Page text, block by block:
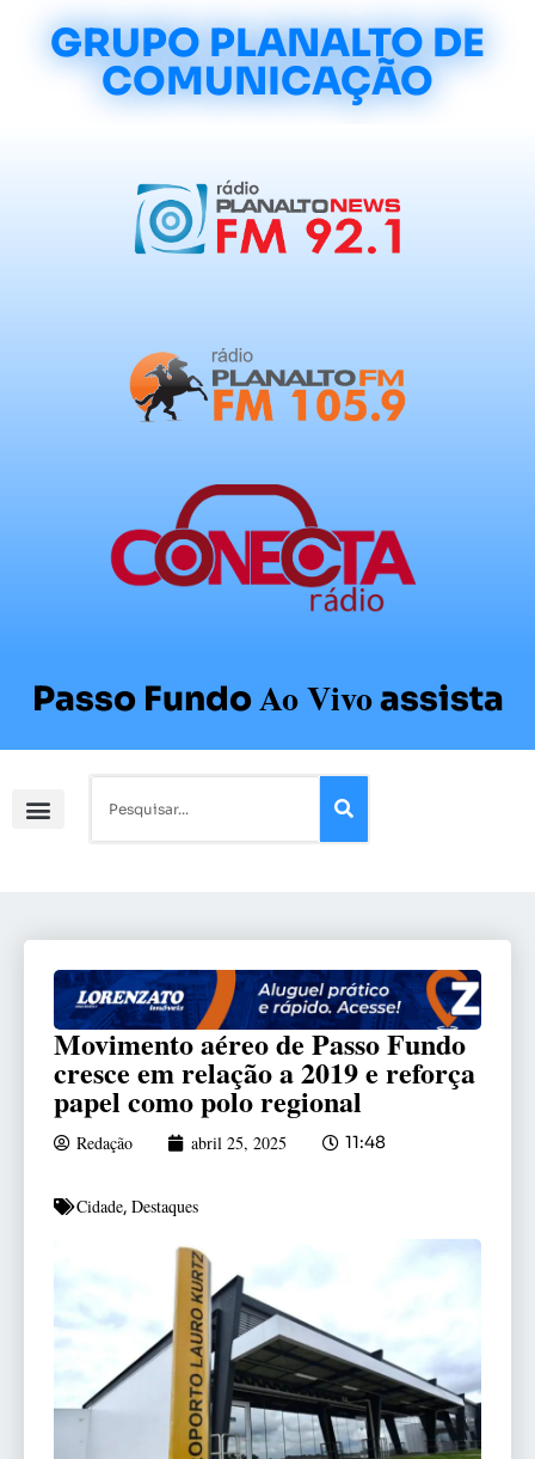
GRUPO PLANALTO DE
COMUNICAÇÃO
Passo FundoAo Vivoassista
Movimento aéreo de Passo Fundo
cresce em relação a 2019 e reforça
papel como polo regional
Redação abril 25, 2025 11:48
Cidade, Destaques